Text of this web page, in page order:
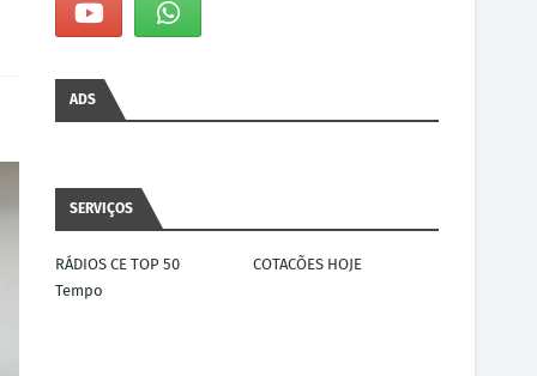
ADS
SERVIÇOS
RÁDIOS CE TOP 50
COTACÕES HOJE
Tempo